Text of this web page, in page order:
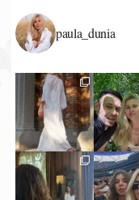
paula_dunia